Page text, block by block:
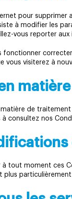
pour
à modifier les
vous reporter
vous visiterez à
de
consultez nos
tout moment ces
plus